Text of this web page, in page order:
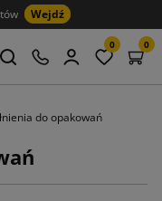
Wejdź
0 0
do opakowań